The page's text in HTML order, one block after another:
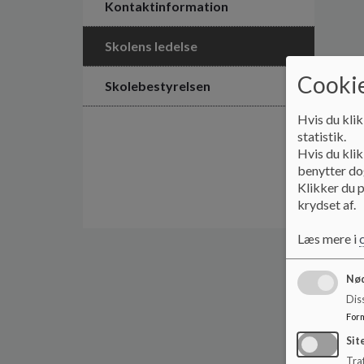
Kontaktinformation
Skolens ledelse
Skolebestyrelsen
Hvis du
statistik.
Hvis du
benytter
Klikker du
krydset af.
Læs mere i